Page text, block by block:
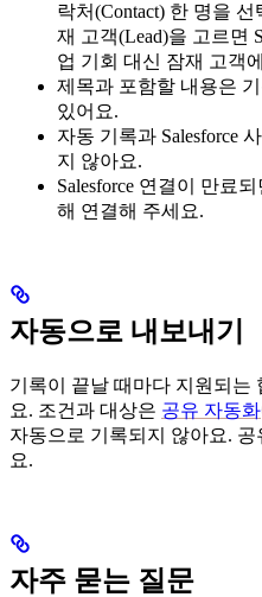
락처(Contact) 한 명을
재 고객(Lead)을 고르면
업 기회 대신 잠재 고객
제목과 포함할 내용은
있어요.
자동 기록과 Salesforce
지 않아요.
Salesforce 연결이 만료되
해 연결해 주세요.
자동으로 내보내기
기록이 끝날 때마다 지원되는
요. 조건과 대상은 공유 자동화
자동으로 기록되지 않아요.
요.
자주 묻는 질문